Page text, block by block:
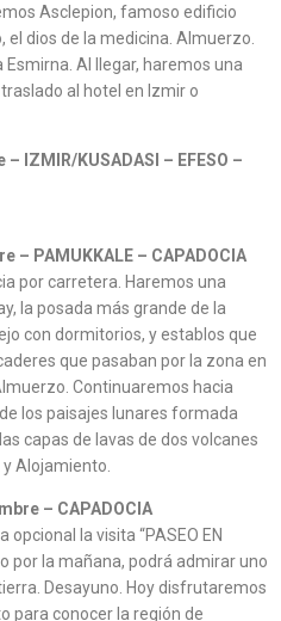
Asclepion, famoso edificio
el dios de la medicina. Almuerzo.
Al llegar, haremos una
al hotel en Izmir o
IZMIR/KUSADASI – EFESO –
– PAMUKKALE – CAPADOCIA
por carretera. Haremos una
la posada más grande de la
con dormitorios, y establos que
que pasaban por la zona en
Continuaremos hacia
los paisajes lunares formada
capas de lavas de dos volcanes
y Alojamiento.
– CAPADOCIA
la visita “PASEO EN
por la mañana, podrá admirar uno
Desayuno. Hoy disfrutaremos
para conocer la región de